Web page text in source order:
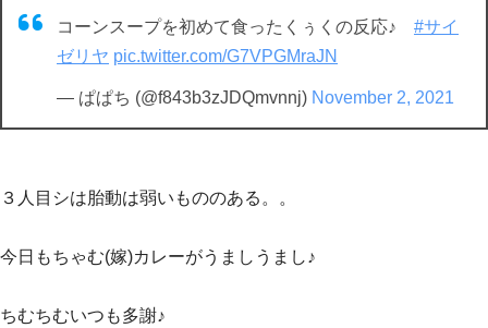
コーンスープを初めて食ったくぅくの反応♪ #サイ
ゼリヤ pic.twitter.com/G7VPGMraJN
— ぱぱち (@f843b3zJDQmvnnj) November 2, 2021
３人目シは胎動は弱いもののある。。
今日もちゃむ(嫁)カレーがうましうまし♪
ちむちむいつも多謝♪